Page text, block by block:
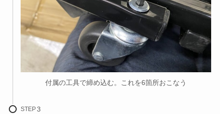
付属の工具で締め込む。これを6箇所おこなう
STEP